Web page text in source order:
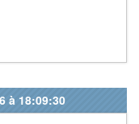
à 18:09:30